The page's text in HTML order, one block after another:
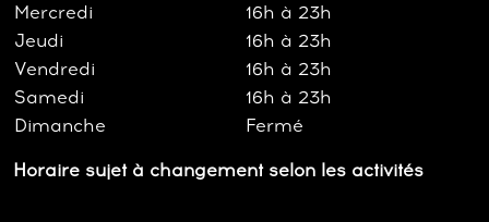
Mercredi
16h à 23h
Jeudi
16h à 23h
Vendredi
16h à 23h
Samedi
16h à 23h
Dimanche
Fermé
Horaire sujet à changement selon les activités